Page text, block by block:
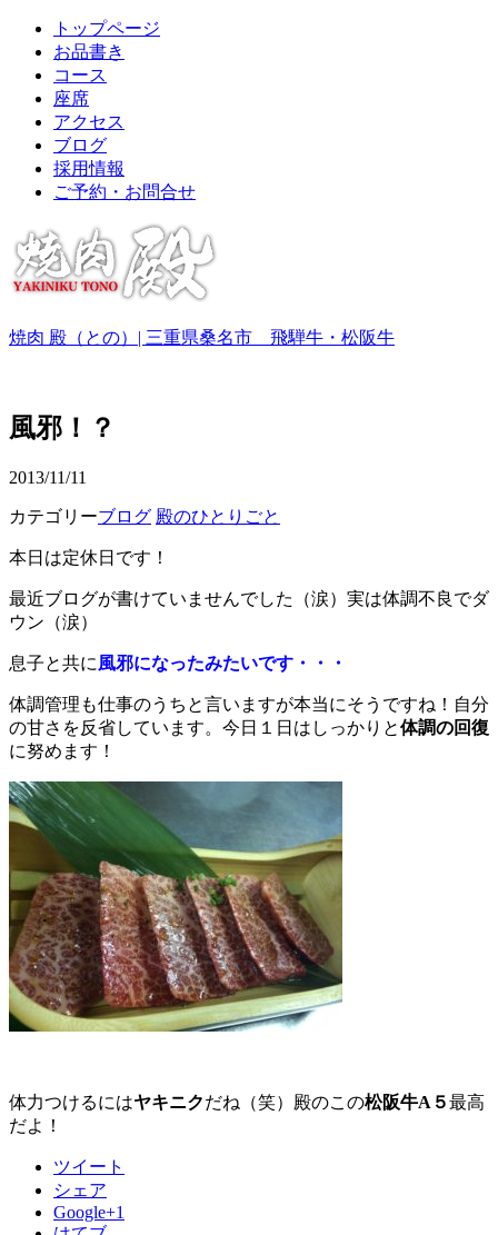
トップページ
お品書き
コース
座席
アクセス
ブログ
採用情報
ご予約・お問合せ
焼肉 殿（との）| 三重県桑名市 飛騨牛・松阪牛
風邪！？
2013/11/11
カテゴリーブログ 殿のひとりごと
本日は定休日です！
最近ブログが書けていませんでした（涙）実は体調不良でダ
ウン（涙）
息子と共に風邪になったみたいです・・・
体調管理も仕事のうちと言いますが本当にそうですね！自分
の甘さを反省しています。今日１日はしっかりと体調の回復
に努めます！
体力つけるにはヤキニクだね（笑）殿のこの松阪牛A５最高
だよ！
ツイート
シェア
Google+1